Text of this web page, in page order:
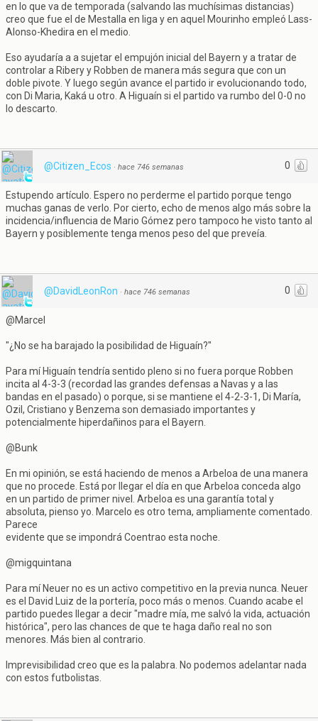
en lo que va de temporada (salvando las muchísimas distancias)
creo que fue el de Mestalla en liga y en aquel Mourinho empleó Lass-
Alonso-Khedira en el medio.
Eso ayudaría a a sujetar el empujón inicial del Bayern y a tratar de
controlar a Ribery y Robben de manera más segura que con un
doble pivote. Y luego según avance el partido ir evolucionando todo,
con Di Maria, Kaká u otro. A Higuaín si el partido va rumbo del 0-0 no
lo descarto.
0
@Citizen_Ecos · hace 746 semanas
Estupendo artículo. Espero no perderme el partido porque tengo
muchas ganas de verlo. Por cierto, echo de menos algo más sobre la
incidencia/influencia de Mario Gómez pero tampoco he visto tanto al
Bayern y posiblemente tenga menos peso del que preveía.
0
@DavidLeonRon · hace 746 semanas
@Marcel
"¿No se ha barajado la posibilidad de Higuaín?"
Para mí Higuaín tendría sentido pleno si no fuera porque Robben
incita al 4-3-3 (recordad las grandes defensas a Navas y a las
bandas en el pasado) o porque, si se mantiene el 4-2-3-1, Di María,
Ozil, Cristiano y Benzema son demasiado importantes y
potencialmente hiperdañinos para el Bayern.
@Bunk
En mi opinión, se está haciendo de menos a Arbeloa de una manera
que no procede. Está por llegar el día en que Arbeloa conceda algo
en un partido de primer nivel. Arbeloa es una garantía total y
absoluta, pienso yo. Marcelo es otro tema, ampliamente comentado.
Parece
evidente que se impondrá Coentrao esta noche.
@migquintana
Para mí Neuer no es un activo competitivo en la previa nunca. Neuer
es el David Luiz de la portería, poco más o menos. Cuando acabe el
partido puedes llegar a decir "madre mía, me salvó la vida, actuación
histórica", pero las chances de que te haga daño real no son
menores. Más bien al contrario.
Imprevisibilidad creo que es la palabra. No podemos adelantar nada
con estos futbolistas.